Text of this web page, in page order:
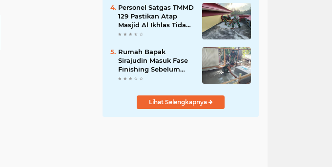
Personel Satgas TMMD
129 Pastikan Atap
Masjid Al Ikhlas Tidak
Bocor Lagi
Rumah Bapak
Sirajudin Masuk Fase
Finishing Sebelum
Diserahkan
Lihat Selengkapnya